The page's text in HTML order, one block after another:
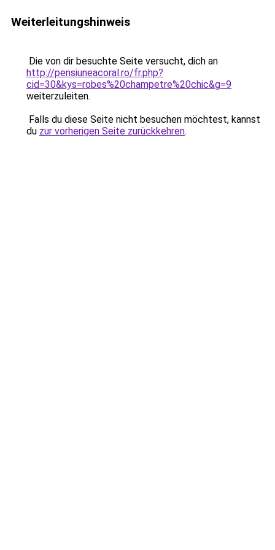
Weiterleitungshinweis
Die von dir besuchte Seite versucht, dich an
http://pensiuneacoral.ro/fr.php?
cid=30&kys=robes%20champetre%20chic&g=9
weiterzuleiten.
Falls du diese Seite nicht besuchen möchtest, kannst
du zur vorherigen Seite zurückkehren.